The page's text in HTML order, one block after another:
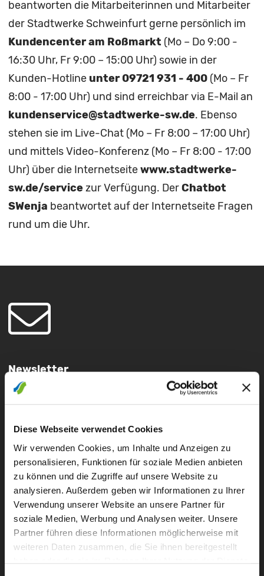
Diese Webseite verwendet Cookies
Wir verwenden Cookies, um Inhalte und Anzeigen zu
personalisieren, Funktionen für soziale Medien anbieten
zu können und die Zugriffe auf unsere Website zu
analysieren. Außerdem geben wir Informationen zu Ihrer
Verwendung unserer Website an unsere Partner für
soziale Medien, Werbung und Analysen weiter. Unsere
Partner führen diese Informationen möglicherweise mit
weiteren Daten zusammen, die Sie ihnen bereitgestellt
beantworten die Mitarbeiterinnen und Mitarbeiter
der Stadtwerke Schweinfurt gerne persönlich im
Kundencenter am Roßmarkt (Mo – Do 9:00 -
16:30 Uhr, Fr 9:00 – 15:00 Uhr) sowie in der
Kunden-Hotline unter 09721 931 - 400(Mo – Fr
8:00 - 17:00 Uhr) und sind erreichbar via E-Mail an
kundenservice@stadtwerke-sw.de. Ebenso
stehen sie im Live-Chat (Mo – Fr 8:00 – 17:00 Uhr)
und mittels Video-Konferenz (Mo – Fr 8:00 - 17:00
Uhr) über die Internetseitewww.stadtwerke-
sw.de/servicezur Verfügung. DerChatbot
SWenja beantwortet auf der Internetseite Fragen
rund um die Uhr.
Newsletter
Presseverteiler
Störung